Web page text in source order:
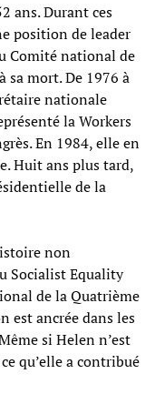
ans. Durant ces
position de leader
Comité national de
sa mort. De 1976 à
nationale
la Workers
En 1984, elle en
Huit ans plus tard,
de la
non
Socialist Equality
de la Quatrième
est ancrée dans les
si Helen n’est
qu’elle a contribué